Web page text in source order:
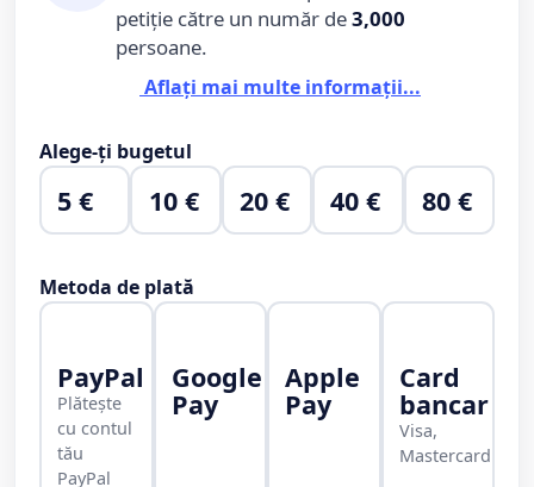
petiție către un număr de3,000
persoane.
Aflați mai multe informații...
Alege-ți bugetul
5 € 10 € 20 € 40 € 80 €
Metoda de plată
PayPal
Plătește
cu contul
tău
PayPal
Google
Pay
Apple
Pay
Card
bancar
Visa,
Mastercard